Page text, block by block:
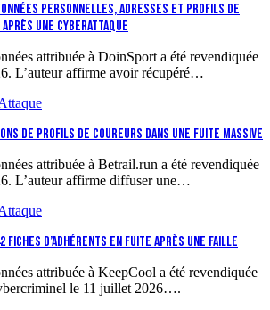
personnelles, adresses et profils de
une cyberattaque
attribuée à DoinSport a été revendiquée
L’auteur affirme avoir récupéré…
de profils de coureurs dans une fuite massive
attribuée à Betrail.run a été revendiquée
L’auteur affirme diffuser une…
fiches d’adhérents en fuite après une faille
attribuée à KeepCool a été revendiquée
le 11 juillet 2026….